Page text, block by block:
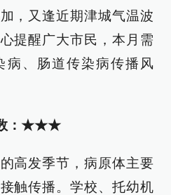
，又逢近期津城气温波
提醒广大市民，本月需
病、肠道传染病传播风
数：★★★
高发季节，病原体主要
触传播。学校、托幼机